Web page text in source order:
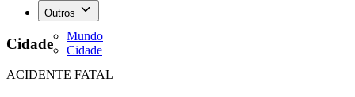
Outros
Mundo
Cidade
Cidade
ACIDENTE FATAL